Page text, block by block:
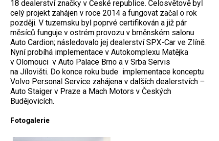
18 dealerství značky v České republice. Celosvětově byl
celý projekt zahájen v roce 2014 a fungovat začal o rok
později. V tuzemsku byl poprvé certifikován a již pár
měsíců funguje v ostrém provozu v brněnském salonu
Auto Cardion; následovalo jej dealerství SPX-Car ve Zlíně.
Nyní probíhá implementace v Autokomplexu Matějka
v Olomouci v Auto Palace Brno a v Srba Servis
na Jílovišti. Do konce roku bude implementace konceptu
Volvo Personal Service zahájena v dalších dealerstvích –
Auto Staiger v Praze a Mach Motors v Českých
Budějovicích.
Fotogalerie